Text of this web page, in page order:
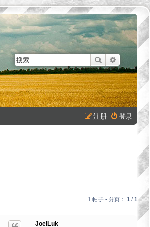
搜索
登录
注册
1 帖子 • 分页： 1 / 1
JoelLuk